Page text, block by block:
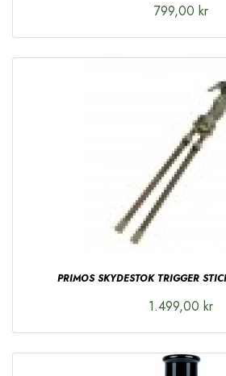
799,00 kr
PRIMOS SKYDESTOK TRIGGER
1.499,00 kr